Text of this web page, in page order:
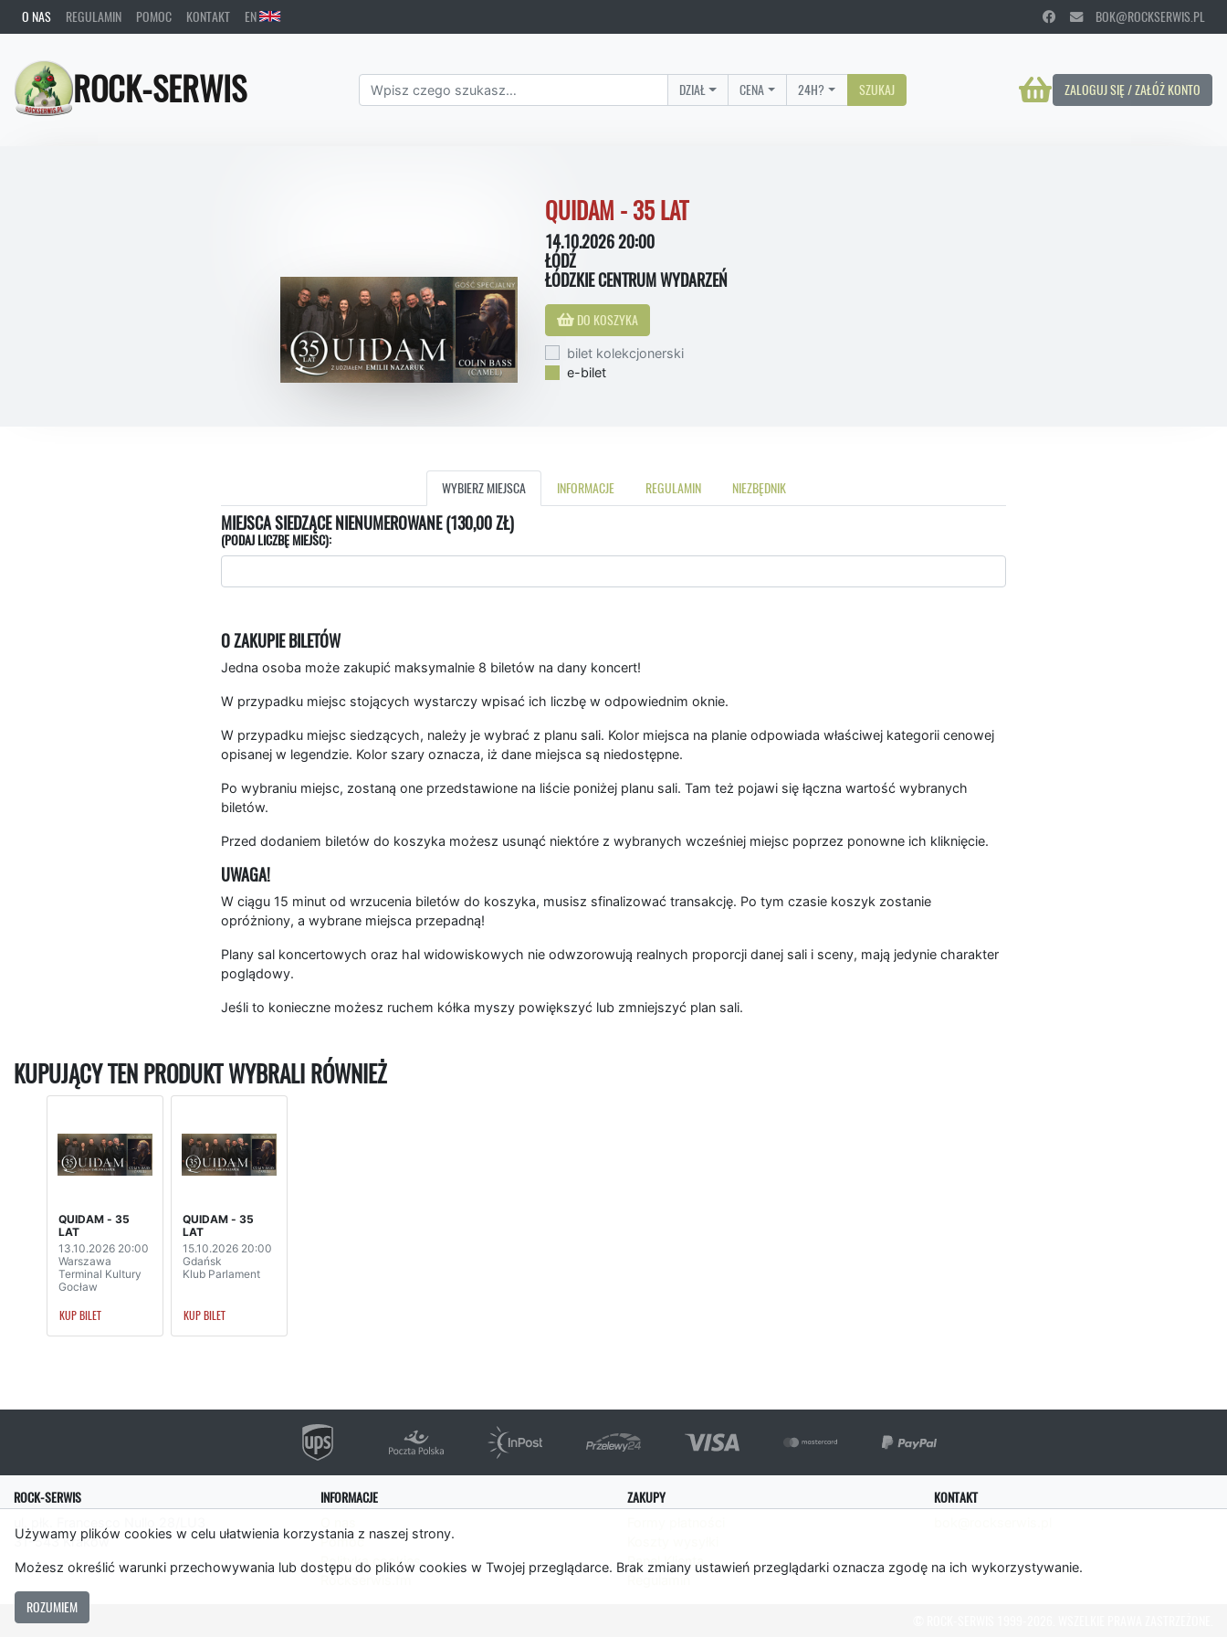
Używamy plików cookies w celu ułatwienia korzystania z naszej strony.
Możesz określić warunki przechowywania lub dostępu do plików cookies w Twojej przeglądarce. Brak zmiany ustawień przeglądarki oznacza zgodę na ich wykorzystywanie.
ROZUMIEM
O NAS REGULAMIN POMOC KONTAKT EN BOK@ROCKSERWIS.PL
ROCK-SERWIS ZALOGUJ SIĘ / ZAŁÓŻ KONTO
DZIAŁ CENA 24H? SZUKAJ
QUIDAM - 35 LAT
14.10.2026 20:00
ŁÓDŹ
ŁÓDZKIE CENTRUM WYDARZEŃ
DO KOSZYKA
bilet kolekcjonerski
e-bilet
WYBIERZ MIEJSCA INFORMACJE REGULAMIN NIEZBĘDNIK
MIEJSCA SIEDZĄCE NIENUMEROWANE (130,00 ZŁ)
(PODAJ LICZBĘ MIEJSC):
O ZAKUPIE BILETÓW
Jedna osoba może zakupić maksymalnie 8 biletów na dany koncert!
W przypadku miejsc stojących wystarczy wpisać ich liczbę w odpowiednim oknie.
W przypadku miejsc siedzących, należy je wybrać z planu sali. Kolor miejsca na planie odpowiada właściwej kategorii cenowej
opisanej w legendzie. Kolor szary oznacza, iż dane miejsca są niedostępne.
Po wybraniu miejsc, zostaną one przedstawione na liście poniżej planu sali. Tam też pojawi się łączna wartość wybranych
biletów.
Przed dodaniem biletów do koszyka możesz usunąć niektóre z wybranych wcześniej miejsc poprzez ponowne ich kliknięcie.
UWAGA!
W ciągu 15 minut od wrzucenia biletów do koszyka, musisz sfinalizować transakcję. Po tym czasie koszyk zostanie
opróżniony, a wybrane miejsca przepadną!
Plany sal koncertowych oraz hal widowiskowych nie odwzorowują realnych proporcji danej sali i sceny, mają jedynie charakter
poglądowy.
Jeśli to konieczne możesz ruchem kółka myszy powiększyć lub zmniejszyć plan sali.
KUPUJĄCY TEN PRODUKT WYBRALI RÓWNIEŻ
QUIDAM - 35
LAT
13.10.2026 20:00
Warszawa
Terminal Kultury
Gocław
KUP BILET
QUIDAM - 35
LAT
15.10.2026 20:00
Gdańsk
Klub Parlament
KUP BILET
ROCK-SERWIS
31-543 Kraków
INFORMACJE
Pomoc
Polityka cookies
ZAKUPY
Panel Klienta
KONTAKT